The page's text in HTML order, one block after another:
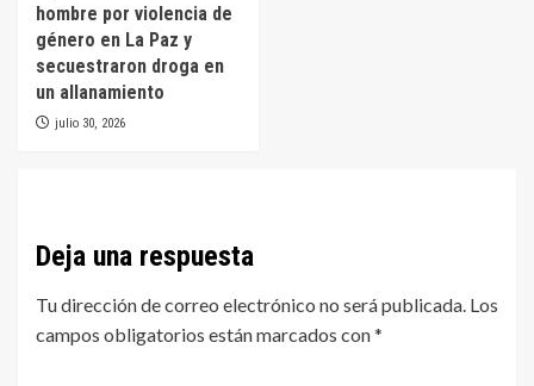
hombre por violencia de
género en La Paz y
secuestraron droga en
un allanamiento
julio 30, 2026
Deja una respuesta
Tu dirección de correo electrónico no será publicada. Los
campos obligatorios están marcados con*